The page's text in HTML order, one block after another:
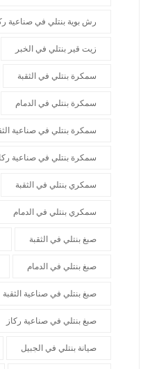
رش بوية بنتلي في صناعية
زيت قير بنتلي في الخبر
سمكرة بنتلي في الثقبة
سمكرة بنتلي في الدمام
سمكرة بنتلي في صناعية
سمكرة بنتلي في صناعية
سمكري بنتلي في الثقبة
سمكري بنتلي في الدمام
صبغ بنتلي في الثقبة
صبغ بنتلي في الدمام
صبغ بنتلي في صناعية الثقبة
صبغ بنتلي في صناعية ركاز
صيانة بنتلي في الجبيل